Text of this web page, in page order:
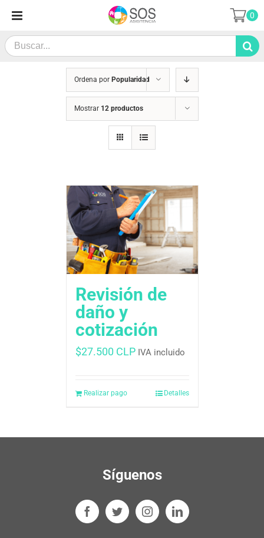
contenido
Search
for:
0
Ordena por Popularidad
Mostrar 12 productos
Revisión de
daño y
cotización
$27.500 CLP IVA incluido
Realizar pago Detalles
Síguenos